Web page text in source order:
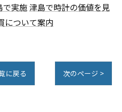
で実施 津島で時計の価値を見
について案内
に戻る 次のページ >